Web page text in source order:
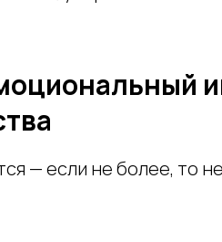
— если не более, то